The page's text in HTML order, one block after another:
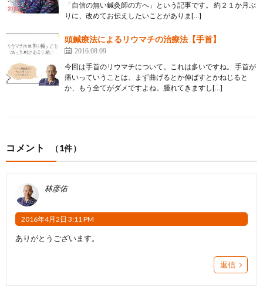
「自信の無い鍼灸師の方へ」という記事です。 約２１か月ぶ
りに、改めてお伝えしたいことがありま[…]
頭鍼療法によるリウマチの治療法【手首】
2016.08.09
今回は手首のリウマチについて。これは多いですね。 手首が
痛いっていうことは、まず曲げるとか伸ばすとかねじると
か、もう全てがダメですよね。腫れてきますし[…]
コメント （1件）
林彦佑
2016年4月2日 3:11 PM
ありがとうございます。
返信